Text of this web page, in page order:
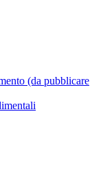
(da pubblicare